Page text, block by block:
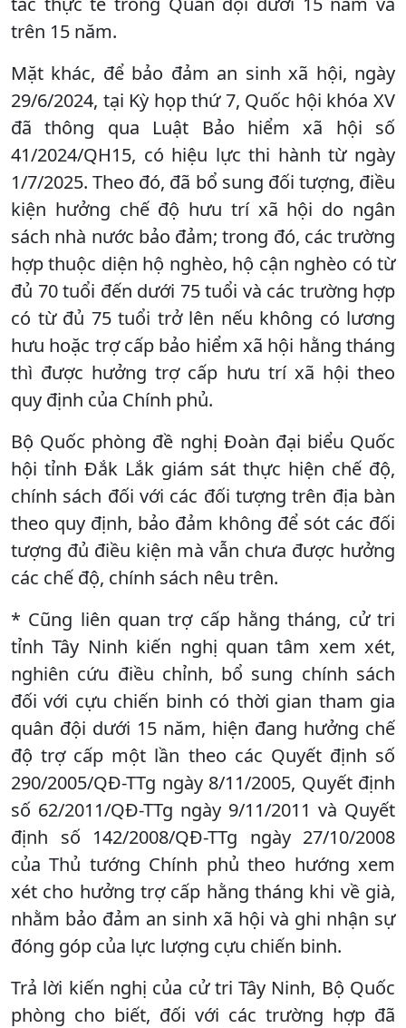
trên 15 năm.
Mặt khác, để bảo đảm an sinh xã hội, ngày
29/6/2024, tại Kỳ họp thứ 7, Quốc hội khóa XV
đã thông qua Luật Bảo hiểm xã hội số
41/2024/QH15, có hiệu lực thi hành từ ngày
1/7/2025. Theo đó, đã bổ sung đối tượng, điều
kiện hưởng chế độ hưu trí xã hội do ngân
sách nhà nước bảo đảm; trong đó, các trường
hợp thuộc diện hộ nghèo, hộ cận nghèo có từ
đủ 70 tuổi đến dưới 75 tuổi và các trường hợp
có từ đủ 75 tuổi trở lên nếu không có lương
hưu hoặc trợ cấp bảo hiểm xã hội hằng tháng
thì được hưởng trợ cấp hưu trí xã hội theo
quy định của Chính phủ.
Bộ Quốc phòng đề nghị Đoàn đại biểu Quốc
hội tỉnh Đắk Lắk giám sát thực hiện chế độ,
chính sách đối với các đối tượng trên địa bàn
theo quy định, bảo đảm không để sót các đối
tượng đủ điều kiện mà vẫn chưa được hưởng
các chế độ, chính sách nêu trên.
* Cũng liên quan trợ cấp hằng tháng, cử tri
tỉnh Tây Ninh kiến nghị quan tâm xem xét,
nghiên cứu điều chỉnh, bổ sung chính sách
đối với cựu chiến binh có thời gian tham gia
quân đội dưới 15 năm, hiện đang hưởng chế
độ trợ cấp một lần theo các Quyết định số
290/2005/QĐ-TTg ngày 8/11/2005, Quyết định
số 62/2011/QĐ-TTg ngày 9/11/2011 và Quyết
định số 142/2008/QĐ-TTg ngày 27/10/2008
của Thủ tướng Chính phủ theo hướng xem
xét cho hưởng trợ cấp hằng tháng khi về già,
nhằm bảo đảm an sinh xã hội và ghi nhận sự
đóng góp của lực lượng cựu chiến binh.
Trả lời kiến nghị của cử tri Tây Ninh, Bộ Quốc
phòng cho biết, đối với các trường hợp đã